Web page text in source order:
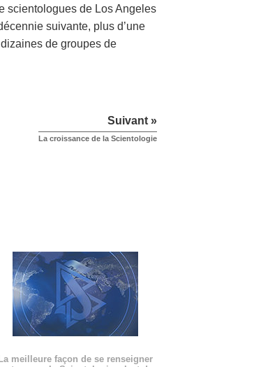
scientologues de Los Angeles
suivante, plus d’une
de groupes de
Suivant »
La croissance de la Scientologie
La meilleure façon de se renseigner